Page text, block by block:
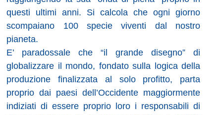
questi ultimi anni. Si calcola che ogni giorno
scompaiano 100 specie viventi dal nostro
pianeta.
E’ paradossale che “il grande disegno” di
globalizzare il mondo, fondato sulla logica della
produzione finalizzata al solo profitto, parta
proprio dai paesi dell’Occidente maggiormente
indiziati di essere proprio loro i responsabili di